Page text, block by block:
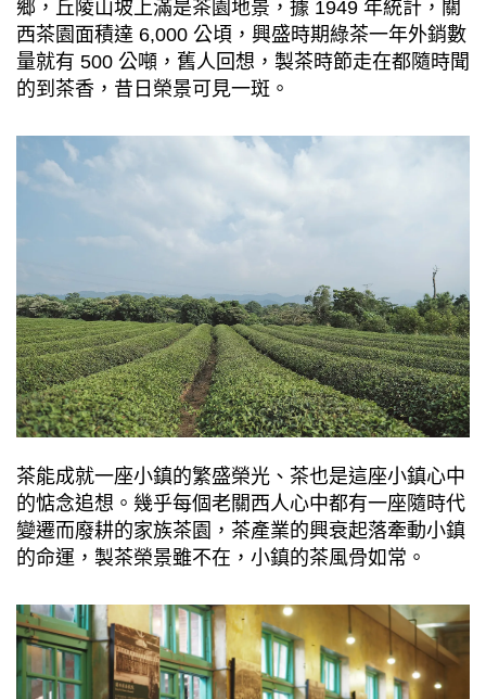
鄉，丘陵⼭坡上滿是茶園地景，據 1949 年統計，關
⻄茶園⾯積達 6,000 公頃，興盛時期綠茶⼀年外銷數
量就有 500 公噸，舊⼈回想，製茶時節⾛在都隨時聞
的到茶香，昔⽇榮景可⾒⼀斑。
茶能成就⼀座⼩鎮的繁盛榮光、茶也是這座⼩鎮⼼中
的惦念追想。幾乎每個老關⻄⼈⼼中都有⼀座隨時代
變遷⽽廢耕的家族茶園，茶產業的興衰起落牽動⼩鎮
的命運，製茶榮景雖不在，⼩鎮的茶風骨如常。